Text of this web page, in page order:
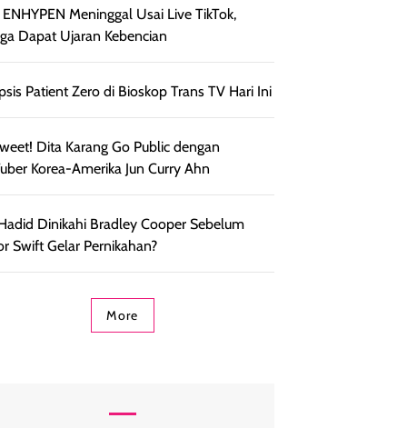
ENHYPEN Meninggal Usai Live TikTok,
Dapat Ujaran Kebencian
Patient Zero di Bioskop Trans TV Hari Ini
Dita Karang Go Public dengan
Korea-Amerika Jun Curry Ahn
Dinikahi Bradley Cooper Sebelum
Swift Gelar Pernikahan?
More